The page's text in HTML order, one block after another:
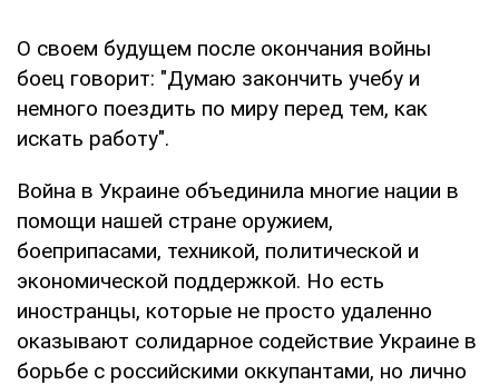
О своем будущем после окончания войны
боец говорит: "Думаю закончить учебу и
немного поездить по миру перед тем, как
искать работу".
Война в Украине объединила многие нации в
помощи нашей стране оружием,
боеприпасами, техникой, политической и
экономической поддержкой. Но есть
иностранцы, которые не просто удаленно
оказывают солидарное содействие Украине в
борьбе с российскими оккупантами, но лично